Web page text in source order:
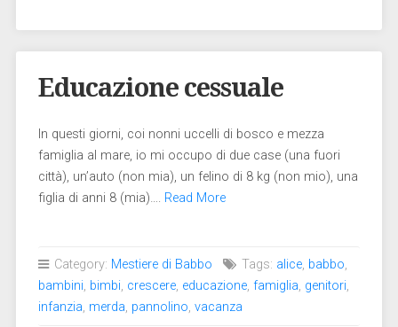
Educazione cessuale
In questi giorni, coi nonni uccelli di bosco e mezza
famiglia al mare, io mi occupo di due case (una fuori
città), un’auto (non mia), un felino di 8 kg (non mio), una
figlia di anni 8 (mia)…. Read More
Category: Mestiere di Babbo Tags: alice, babbo,
bambini, bimbi, crescere, educazione, famiglia, genitori,
infanzia, merda, pannolino, vacanza